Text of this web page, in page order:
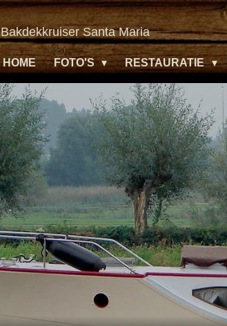
Bakdekkruiser Santa Maria
HOME FOTO'S RESTAURATIE